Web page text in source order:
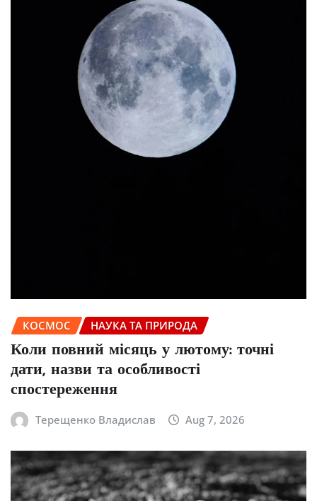
КОСМОС НАУКА ТА ПРИРОДА
Коли повний місяць у лютому: точні
дати, назви та особливості
спостереження
Терещенко Владислав Aug 7, 2026